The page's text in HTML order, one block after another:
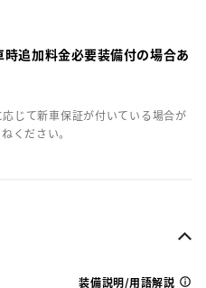
追加料金必要装備付の場合あ
じて新車保証が付いている場合が
ください。
装備説明/用語解説